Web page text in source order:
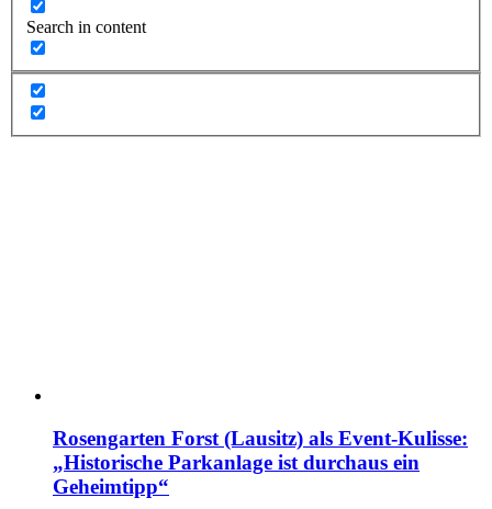
Search in content
Rosengarten Forst (Lausitz) als Event-Kulisse:
„Historische Parkanlage ist durchaus ein
Geheimtipp“